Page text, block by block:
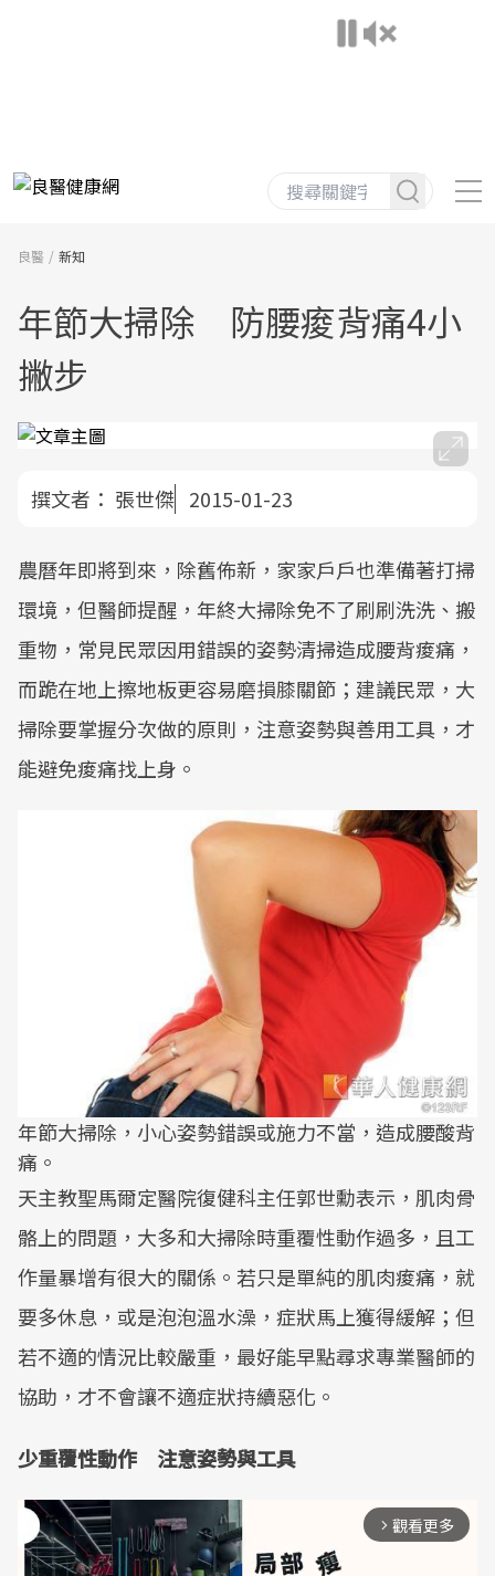
良醫 新知
年節大掃除 防腰痠背痛4小
撇步
撰文者： 張世傑 2015-01-23
農曆年即將到來，除舊佈新，家家戶戶也準備著打掃
環境，但醫師提醒，年終大掃除免不了刷刷洗洗、搬
重物，常見民眾因用錯誤的姿勢清掃造成腰背痠痛，
而跪在地上擦地板更容易磨損膝關節；建議民眾，大
掃除要掌握分次做的原則，注意姿勢與善用工具，才
能避免痠痛找上身。
年節大掃除，小心姿勢錯誤或施力不當，造成腰酸背
痛。
天主教聖馬爾定醫院復健科主任郭世勳表示，肌肉骨
骼上的問題，大多和大掃除時重覆性動作過多，且工
作量暴增有很大的關係。若只是單純的肌肉痠痛，就
要多休息，或是泡泡溫水澡，症狀馬上獲得緩解；但
若不適的情況比較嚴重，最好能早點尋求專業醫師的
協助，才不會讓不適症狀持續惡化。
少重覆性動作 注意姿勢與工具
arrow_forward_ios 觀看更多